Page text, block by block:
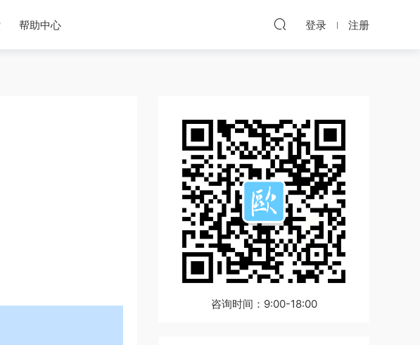
帮助中心 登录 注册
咨询时间：9:00-18:00